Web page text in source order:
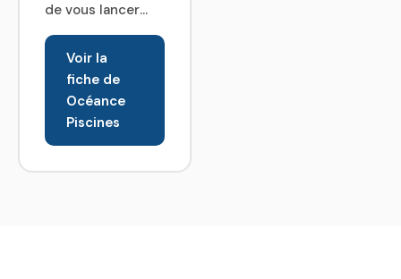
de vous lancer
dans l aventure
de la construction
de votre piscine
en vue de profiter
des bienfaits qu
elle apporte, il est
Voir la
fiche de
Océance
Piscines